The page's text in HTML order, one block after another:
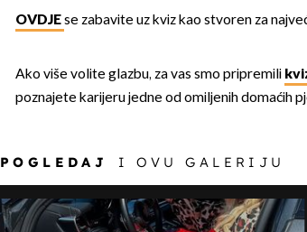
OVDJEse zabavite uz kviz kao stvoren za
Ako više volite glazbu, za vas smo pripremili
poznajete karijeru jedne od omiljenih domaćih
POGLEDAJ I OVU GALERIJU